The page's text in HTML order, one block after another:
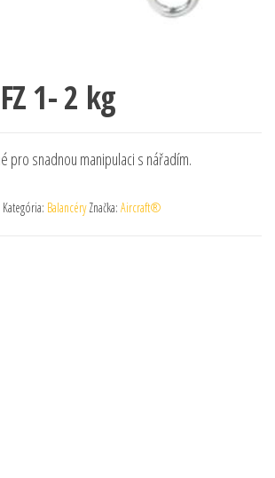
1- 2 kg
pro snadnou manipulaci s nářadím.
Kategória: Balancéry Značka: Aircraft®